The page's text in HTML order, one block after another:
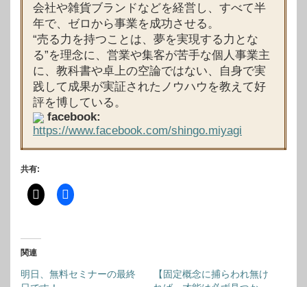
会社や雑貨ブランドなどを経営し、すべて半
年で、ゼロから事業を成功させる。
“売る力を持つことは、夢を実現する力とな
る”を理念に、営業や集客が苦手な個人事業主
に、教科書や卓上の空論ではない、自身で実
践して成果が実証されたノウハウを教えて好
評を博している。
facebook:
https://www.facebook.com/shingo.miyagi
共有:
関連
明日、無料セミナーの最終
【固定概念に捕らわれ無け